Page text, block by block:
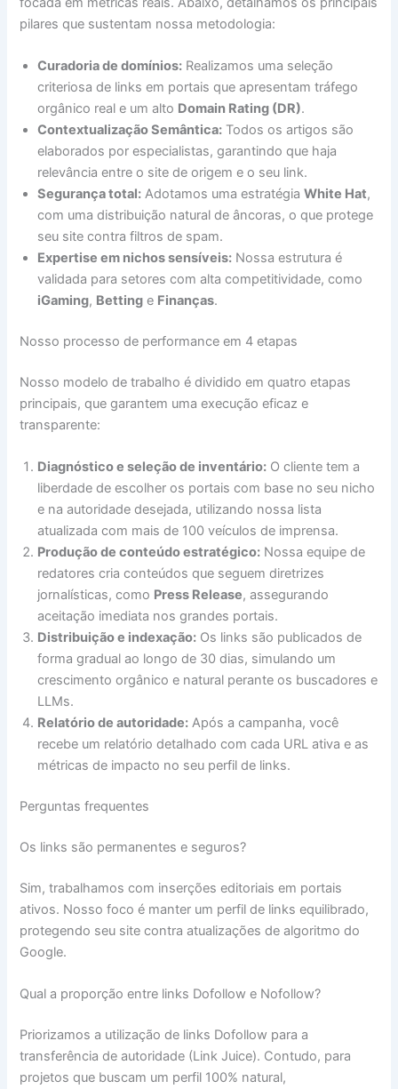
pilares que sustentam nossa metodologia:
Curadoria de domínios: Realizamos uma seleção
criteriosa de links em portais que apresentam tráfego
orgânico real e um alto Domain Rating (DR).
Contextualização Semântica: Todos os artigos são
elaborados por especialistas, garantindo que haja
relevância entre o site de origem e o seu link.
Segurança total: Adotamos uma estratégiaWhite Hat,
com uma distribuição natural de âncoras, o que protege
seu site contra filtros de spam.
Expertise em nichos sensíveis: Nossa estrutura é
validada para setores com alta competitividade, como
iGaming, Betting e Finanças.
Nosso processo de performance em 4 etapas
Nosso modelo de trabalho é dividido em quatro etapas
principais, que garantem uma execução eficaz e
transparente:
Diagnóstico e seleção de inventário: O cliente tem a
liberdade de escolher os portais com base no seu nicho
e na autoridade desejada, utilizando nossa lista
atualizada com mais de 100 veículos de imprensa.
Produção de conteúdo estratégico: Nossa equipe de
redatores cria conteúdos que seguem diretrizes
jornalísticas, como Press Release, assegurando
aceitação imediata nos grandes portais.
Distribuição e indexação: Os links são publicados de
forma gradual ao longo de 30 dias, simulando um
crescimento orgânico e natural perante os buscadores e
LLMs.
Relatório de autoridade: Após a campanha, você
recebe um relatório detalhado com cada URL ativa e as
métricas de impacto no seu perfil de links.
Perguntas frequentes
Os links são permanentes e seguros?
Sim, trabalhamos com inserções editoriais em portais
ativos. Nosso foco é manter um perfil de links equilibrado,
protegendo seu site contra atualizações de algoritmo do
Google.
Qual a proporção entre links Dofollow e Nofollow?
Priorizamos a utilização de links Dofollow para a
transferência de autoridade (Link Juice). Contudo, para
projetos que buscam um perfil 100% natural,